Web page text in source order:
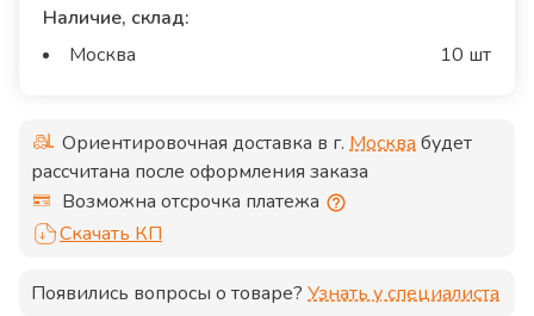
Наличие, склад:
Москва
10 шт
Ориентировочная доставка в г. Москвабудет
рассчитана после оформления заказа
Возможна отсрочка платежа
Скачать КП
Появились вопросы о товаре? Узнать у специалиста